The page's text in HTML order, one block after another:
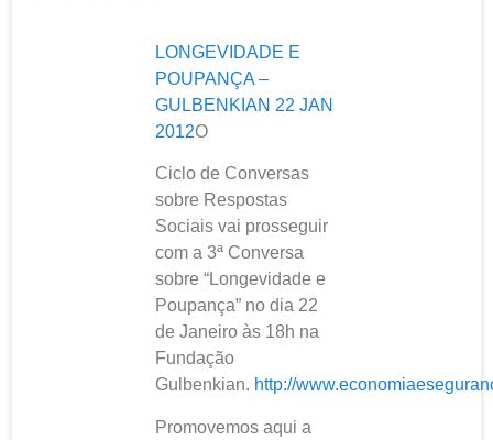
LONGEVIDADE E
POUPANÇA –
GULBENKIAN 22 JAN
2012O
Ciclo de Conversas
sobre Respostas
Sociais vai prosseguir
com a 3ª Conversa
sobre “Longevidade e
Poupança” no dia 22
de Janeiro às 18h na
Fundação
Gulbenkian. http://
Promovemos aqui a